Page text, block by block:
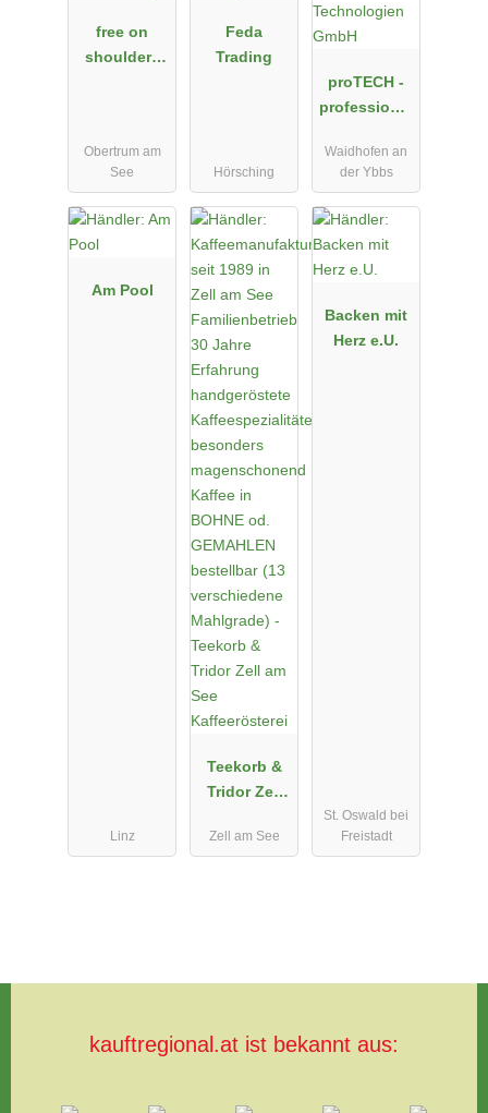
free on
shoulders
Obertrum am
See
Feda
Trading
Hörsching
proTECH -
professionel
Technologie
n GmbH
Waidhofen an
der Ybbs
Am Pool
Linz
Teekorb &
Tridor Zell
Kaffeeröster
Zell am See
Backen mit
Herz e.U.
St. Oswald bei
Freistadt
kauftregional.at ist bekannt aus: